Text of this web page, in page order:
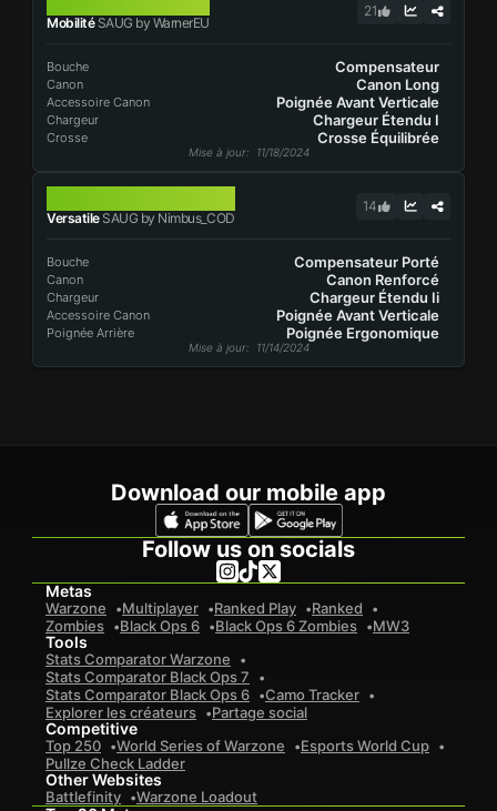
MobilitéSAUG by WarnerEU
21
Bouche Compensateur
Canon Canon Long
Accessoire Canon Poignée Avant Verticale
Chargeur Chargeur Étendu I
Crosse Crosse Équilibrée
Mise à jour: 11/18/2024
VersatileSAUG by Nimbus_COD
14
Bouche Compensateur Porté
Canon Canon Renforcé
Chargeur Chargeur Étendu Ii
Accessoire Canon Poignée Avant Verticale
Poignée Arrière Poignée Ergonomique
Mise à jour: 11/14/2024
Download our mobile app
Follow us on socials
Metas
Warzone Multiplayer Ranked Play
Ranked
Zombies
Black Ops 6 Black Ops 6 Zombies MW3
Tools
Stats Comparator Warzone
Stats Comparator Black Ops 7
Stats Comparator Black Ops 6
Camo Tracker
Explorer les créateurs
Partage social
Competitive
Top 250 World Series of Warzone
Esports World Cup
Pullze Check Ladder
Other Websites
Battlefinity Warzone Loadout